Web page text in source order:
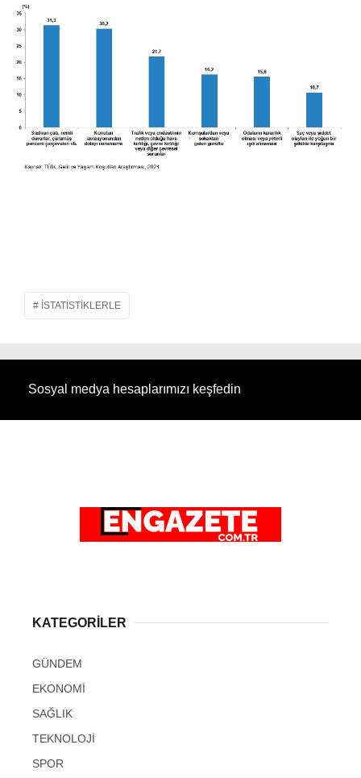
ISTATISTIKLERLE
Sosyal medya hesaplarımızı keşfedin
KATEGORİLER
GÜNDEM
EKONOMİ
SAĞLIK
TEKNOLOJİ
SPOR